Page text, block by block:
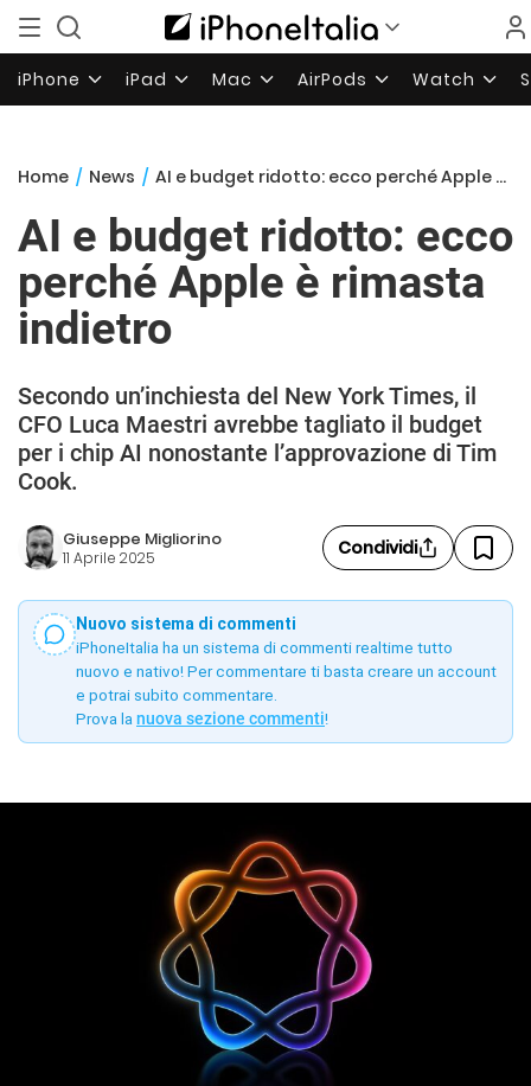
iPhone iPad Mac AirPods Watch
Home / News / AI e budget ridotto: ecco perché Apple è rimasta indietro
AI e budget ridotto: ecco
perché Apple è rimasta
indietro
Secondo un’inchiesta del New York Times, il
CFO Luca Maestri avrebbe tagliato il budget
per i chip AI nonostante l’approvazione di Tim
Cook.
Giuseppe Migliorino
11 Aprile 2025 Condividi
Nuovo sistema di commenti
iPhoneItalia ha un sistema di commenti realtime tutto
nuovo e nativo! Per commentare ti basta creare un account
e potrai subito commentare.
Prova la nuova sezione commenti!